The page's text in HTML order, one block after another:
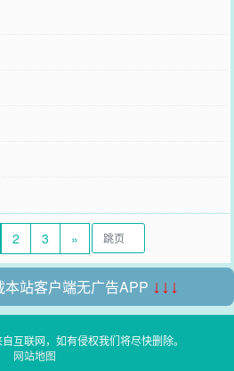
2 3 »
站客户端无广告APP ↓↓↓
互联网，如有侵权我们将尽快删除。
网站地图